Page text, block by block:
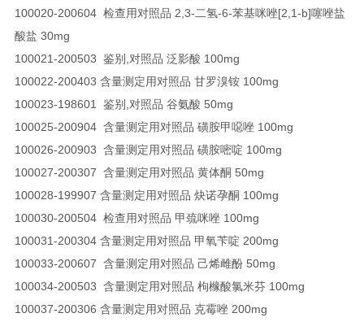
100020-200604 检查用对照品 2,3-二氢-6-苯基咪唑[2,1-b]噻唑盐
酸盐 30mg
100021-200503 鉴别,对照品 泛影酸 100mg
100022-200403 含量测定用对照品 甘罗溴铵 100mg
100023-198601 鉴别,对照品 谷氨酸 50mg
100025-200904 含量测定用对照品 磺胺甲噁唑 100mg
100026-200903 含量测定用对照品 磺胺嘧啶 100mg
100027-200307 含量测定用对照品 黄体酮 50mg
100028-199907 含量测定用对照品 炔诺孕酮 100mg
100030-200504 检查用对照品 甲巯咪唑 100mg
100031-200304 含量测定用对照品 甲氧苄啶 200mg
100033-200607 含量测定用对照品 己烯雌酚 50mg
100034-200503 含量测定用对照品 枸橼酸氯米芬 100mg
100037-200306 含量测定用对照品 克霉唑 200mg